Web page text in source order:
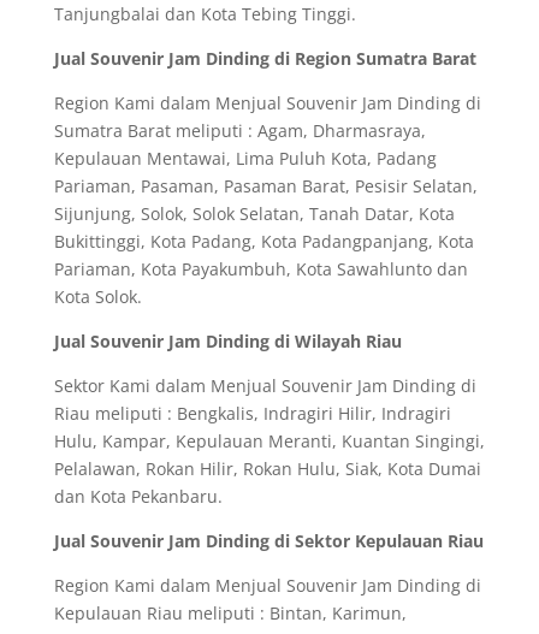
Tanjungbalai dan Kota Tebing Tinggi.
Jual Souvenir Jam Dinding di Region Sumatra Barat
Region Kami dalam Menjual Souvenir Jam Dinding di
Sumatra Barat meliputi : Agam, Dharmasraya,
Kepulauan Mentawai, Lima Puluh Kota, Padang
Pariaman, Pasaman, Pasaman Barat, Pesisir Selatan,
Sijunjung, Solok, Solok Selatan, Tanah Datar, Kota
Bukittinggi, Kota Padang, Kota Padangpanjang, Kota
Pariaman, Kota Payakumbuh, Kota Sawahlunto dan
Kota Solok.
Jual Souvenir Jam Dinding di Wilayah Riau
Sektor Kami dalam Menjual Souvenir Jam Dinding di
Riau meliputi : Bengkalis, Indragiri Hilir, Indragiri
Hulu, Kampar, Kepulauan Meranti, Kuantan Singingi,
Pelalawan, Rokan Hilir, Rokan Hulu, Siak, Kota Dumai
dan Kota Pekanbaru.
Jual Souvenir Jam Dinding di Sektor Kepulauan Riau
Region Kami dalam Menjual Souvenir Jam Dinding di
Kepulauan Riau meliputi : Bintan, Karimun,